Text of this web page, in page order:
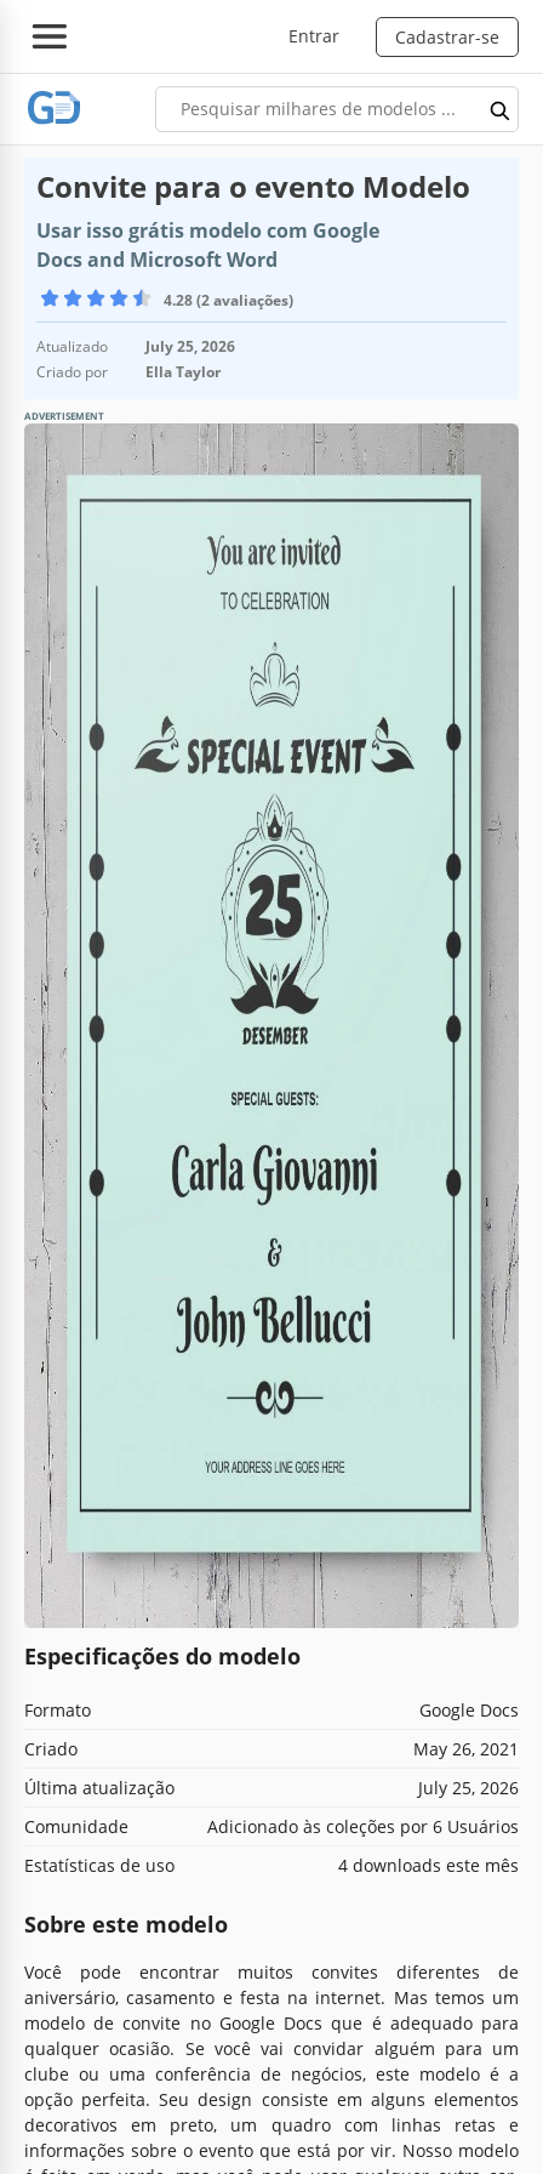
Entrar Cadastrar-se
Convite para o evento Modelo
Usar isso grátis modelo com Google
Docs and Microsoft Word
4.28 (2 avaliações)
Atualizado
July 25, 2026
Criado por
Ella Taylor
ADVERTISEMENT
Especificações do modelo
Formato
Google Docs
Criado
May 26, 2021
Última atualização
July 25, 2026
Comunidade
Adicionado às coleções por 6 Usuários
Estatísticas de uso
4 downloads este mês
Sobre este modelo
Você pode encontrar muitos convites diferentes de
aniversário, casamento e festa na internet. Mas temos um
modelo de convite no Google Docs que é adequado para
qualquer ocasião. Se você vai convidar alguém para um
clube ou uma conferência de negócios, este modelo é a
opção perfeita. Seu design consiste em alguns elementos
decorativos em preto, um quadro com linhas retas e
informações sobre o evento que está por vir. Nosso modelo